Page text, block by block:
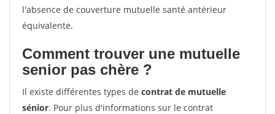
l'absence de couverture mutuelle santé antérieur
équivalente.
Comment trouver une mutuelle
senior pas chère ?
Il existe différentes types de contrat de mutuelle
sénior. Pour plus d'informations sur le contrat